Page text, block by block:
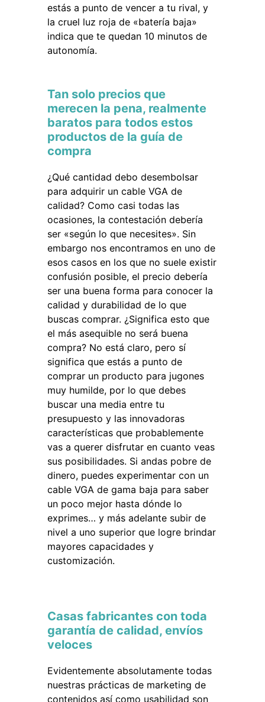
estás a punto de vencer a tu rival, y
la cruel luz roja de «batería baja»
indica que te quedan 10 minutos de
autonomía.
Tan solo precios que
merecen la pena, realmente
baratos para todos estos
productos de la guía de
compra
¿Qué cantidad debo desembolsar
para adquirir un cable VGA de
calidad? Como casi todas las
ocasiones, la contestación debería
ser «según lo que necesites». Sin
embargo nos encontramos en uno de
esos casos en los que no suele existir
confusión posible, el precio debería
ser una buena forma para conocer la
calidad y durabilidad de lo que
buscas comprar. ¿Significa esto que
el más asequible no será buena
compra? No está claro, pero sí
significa que estás a punto de
comprar un producto para jugones
muy humilde, por lo que debes
buscar una media entre tu
presupuesto y las innovadoras
características que probablemente
vas a querer disfrutar en cuanto veas
sus posibilidades. Si andas pobre de
dinero, puedes experimentar con un
cable VGA de gama baja para saber
un poco mejor hasta dónde lo
exprimes… y más adelante subir de
nivel a uno superior que logre brindar
mayores capacidades y
customización.
Casas fabricantes con toda
garantía de calidad, envíos
veloces
Evidentemente absolutamente todas
nuestras prácticas de marketing de
contenidos así como usabilidad son